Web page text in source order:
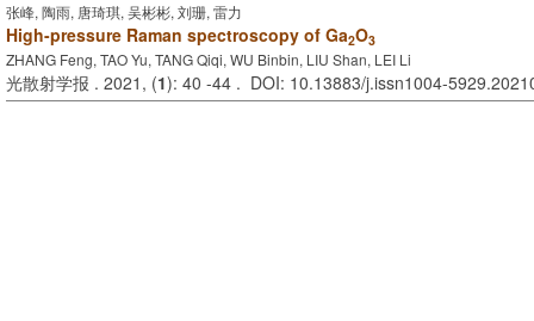
张峰, 陶雨, 唐琦琪, 吴彬彬, 刘珊, 雷力
High-pressure Raman spectroscopy of Ga2O3
ZHANG Feng, TAO Yu, TANG Qiqi, WU Binbin, LIU Shan, LEI Li
光散射学报 . 2021, (1): 40 -44 . DOI: 10.13883/j.issn1004-